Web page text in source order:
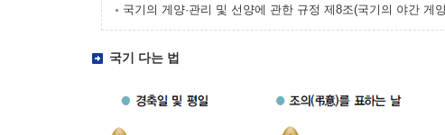
국기의 게양·관리 및 선양에 관한 규정 제8조(국기의 야간 게
국기 다는 법